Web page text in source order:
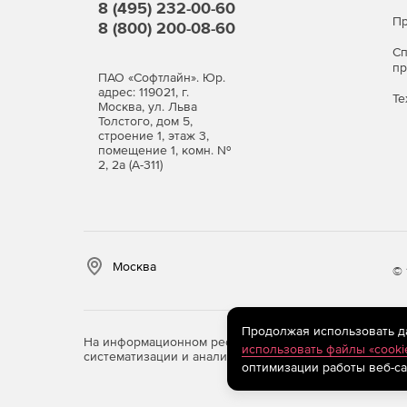
экспорт отчетов в HTML;
экспорт отчетов в Microsoft Excel;
средства автоматизации импорта и создания
отправка отчетов по электронной почте.
128 Mб оперативной памяти или больше.
Windows 98/ME/NT 4.0/2000/XP/2003.
8 (495) 232-00-60
8 (800) 200-08-60
ПАО «Софтлайн». Юр.
адрес: 119021, г.
Москва, ул. Льва
Толстого, дом 5,
строение 1, этаж 3,
помещение 1, комн. №
2, 2а (А-311)
Москва ©
На информационном ресурсе store.softline.ru
систематизации и анализа сведений, относящихся
Продолжая использовать
использовать файлы
оптимизации работы веб-